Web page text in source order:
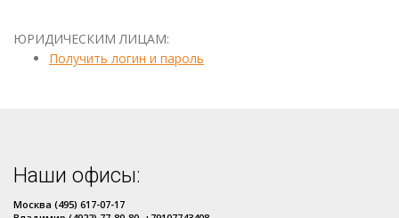
ЮРИДИЧЕСКИМ ЛИЦАМ:
Получить логин и пароль
Наши офисы:
Москва (495) 617-07-17